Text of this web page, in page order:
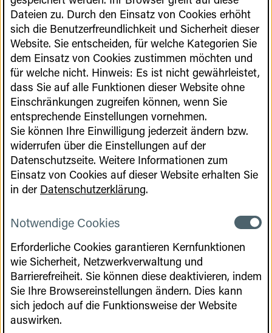
6
-
13
Gene
Transfer,
Gene
Repair,
Gene
Editing
(II)
Play
Lecturer: Prof. Dr.-Ing. Jørgen Magnus
(RWTH Aachen)
This lecture describes how adeno associated
genetic material into cells in an in-vivo gene
introduction to gene therapy before it shows
the AAV biology and the molecular design of
the recombinant AAV vectors. The three most
common expression systems used for the
production of AAVs are then described
highlighting the pros and cons, before the
Dateien zu. Durch den Einsatz von Cookies erhöht
sich die Benutzerfreundlichkeit und Sicherheit dieser
Website. Sie entscheiden, für welche Kategorien Sie
dem Einsatz von Cookies zustimmen möchten und
für welche nicht. Hinweis: Es ist nicht gewährleistet,
dass Sie auf alle Funktionen dieser Website ohne
Einschränkungen zugreifen können, wenn Sie
entsprechende Einstellungen vornehmen.
Sie können Ihre Einwilligung jederzeit ändern bzw.
widerrufen über die Einstellungen auf der
Datenschutzseite. Weitere Informationen zum
Einsatz von Cookies auf dieser Website erhalten Sie
in der Datenschutzerklärung.
Notwendige Cookies
Cookies
Erforderliche Cookies garantieren Kernfunktionen
wie Sicherheit, Netzwerkverwaltung und
Barrierefreiheit. Sie können diese deaktivieren, indem
Sie Ihre Browsereinstellungen ändern. Dies kann
sich jedoch auf die Funktionsweise der Website
auswirken.